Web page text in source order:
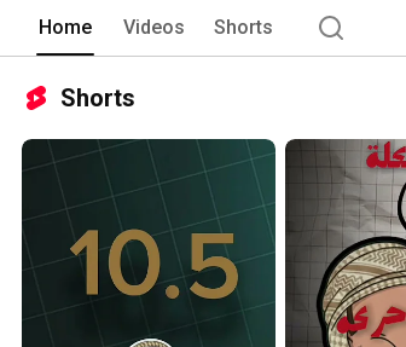
Home Videos Shorts
Shorts